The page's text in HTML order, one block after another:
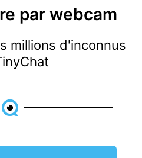
par webcam
millions d'inconnus